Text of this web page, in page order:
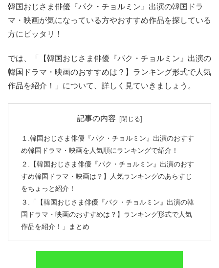
韓国おじさま俳優『パク・チョルミン』出演の韓国ドラ
マ・映画が気になっている方やおすすめ作品を探している
方にピッタリ！
では、「【韓国おじさま俳優『パク・チョルミン』出演の
韓国ドラマ・映画のおすすめは？】ランキング形式で人気
作品を紹介！」について、詳しく見ていきましょう。
記事の内容
１.韓国おじさま俳優『パク・チョルミン』出演のおすす
め韓国ドラマ・映画を人気順にランキングで紹介！
２.【韓国おじさま俳優『パク・チョルミン』出演のおす
すめ韓国ドラマ・映画は？】人気ランキングのあらすじ
をちょっと紹介！
３.「【韓国おじさま俳優『パク・チョルミン』出演の韓
国ドラマ・映画のおすすめは？】ランキング形式で人気
作品を紹介！」まとめ